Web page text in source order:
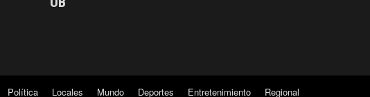
Política Locales Mundo Deportes Entretenimiento Regional